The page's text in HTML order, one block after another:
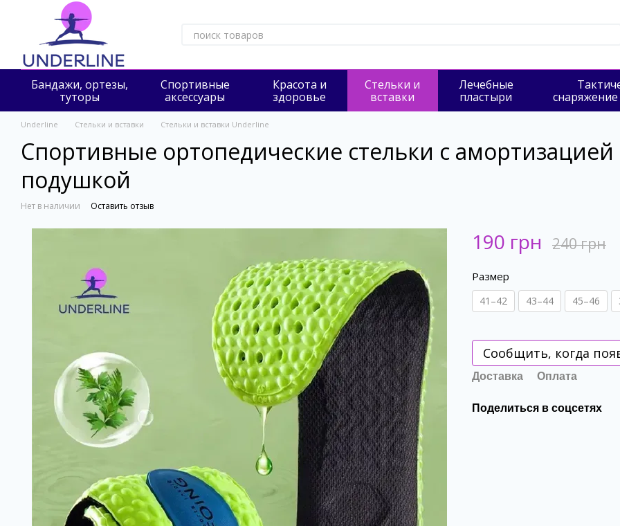
Перейти к основному контенту
Бандажи, ортезы,
туторы
Cпортивные
аксессуары
Красота и
здоровье
Стельки и
вставки
Лечебные
пластыри
Underline Стельки и вставки Стельки и вставки Underline
Спортивные ортопедические стельки с
подушкой
Нет в наличии Оставить отзыв
190 грн 240 грн
Размер
41–42 43–44 45–46
Сообщить, когда
Доставка Оплата
Поделиться в соцсетях